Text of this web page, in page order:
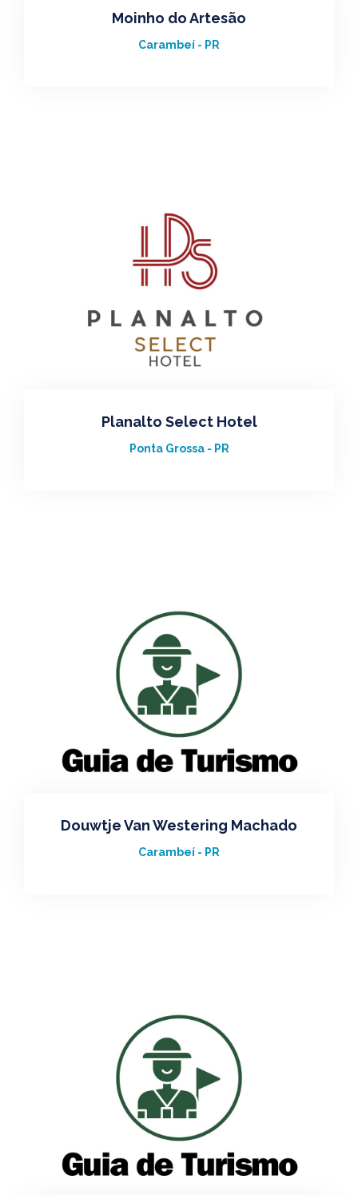
Moinho do Artesão
Carambeí - PR
Planalto Select Hotel
Ponta Grossa - PR
Douwtje Van Westering Machado
Carambeí - PR